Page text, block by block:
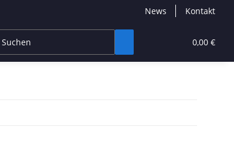
News Kontakt
0,00 €
CBD Products High End